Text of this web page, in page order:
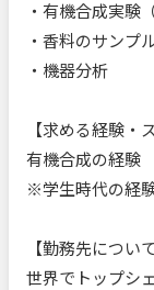
・有機合成実験
・香料のサンプ
・機器分析
【求める経験・
有機合成の経験
※学生時代の経
【勤務先について
世界でトップシ